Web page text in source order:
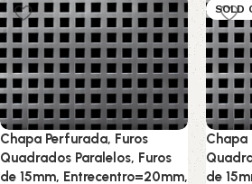
Chapa Perfurada, Furos
Quadrados Paralelos, Furos
de 15mm, Entrecentro=20mm,
SOLD
Chapa
de